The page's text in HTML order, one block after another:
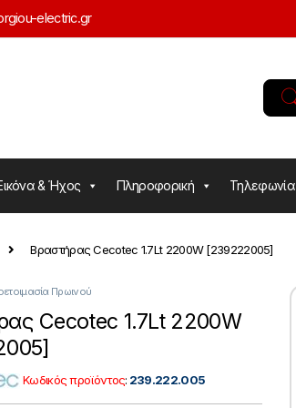
electric.gr
& Ήχος Πληροφορική Τηλεφωνία
Βραστήρας Cecotec 1.7Lt 2200W [239222005]
Πρωινού
Cecotec 1.7Lt 2200W
Κωδικός προϊόντος: 239.222.005